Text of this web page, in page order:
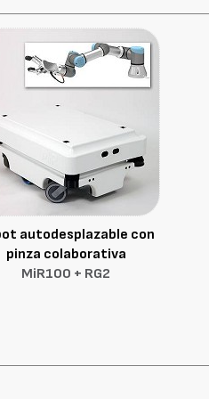
autodesplazable con
pinza colaborativa
MiR100 + RG2